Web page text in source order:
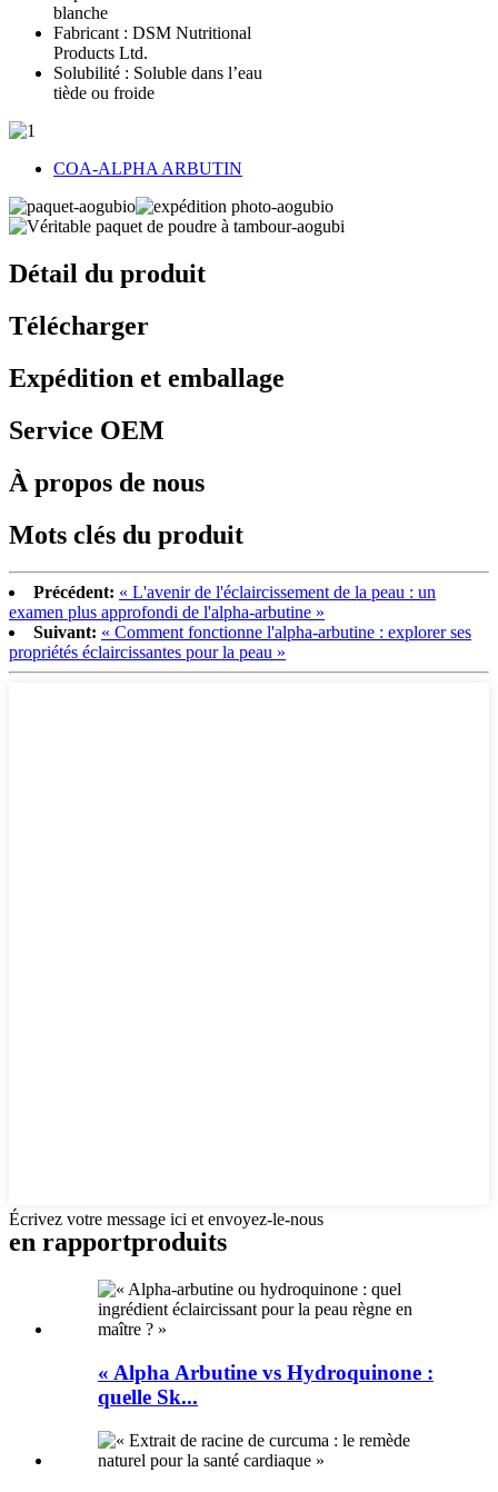
blanche
Fabricant : DSM Nutritional
Products Ltd.
Solubilité : Soluble dans l’eau
tiède ou froide
COA-ALPHA ARBUTIN
Détail du produit
Télécharger
Expédition et emballage
Service OEM
À propos de nous
Mots clés du produit
Précédent: « L'avenir de l'éclaircissement de la peau : un
examen plus approfondi de l'alpha-arbutine »
Suivant: « Comment fonctionne l'alpha-arbutine : explorer ses
propriétés éclaircissantes pour la peau »
Écrivez votre message ici et envoyez-le-nous
en rapportproduits
« Alpha Arbutine vs Hydroquinone :
quelle Sk...